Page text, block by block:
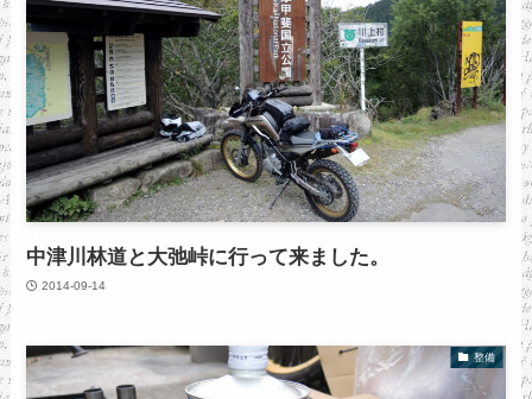
中津川林道と大弛峠に行って来ました。
2014-09-14
整備